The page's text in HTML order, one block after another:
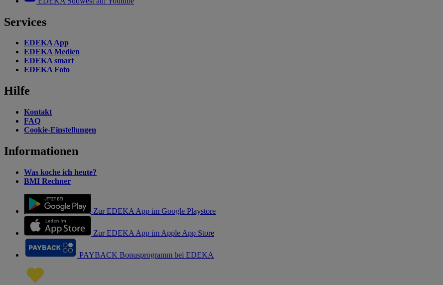
Services
EDEKA App
EDEKA Medien
EDEKA smart
EDEKA Foto
Hilfe
Kontakt
FAQ
Cookie-Einstellungen
Informationen
Was koche ich heute?
BMI Rechner
Zur EDEKA App im Google Playstore
Zur EDEKA App im Apple App Store
PAYBACK Bonusprogramm bei EDEKA